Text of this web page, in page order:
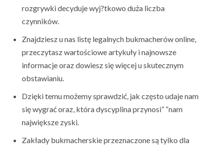
rozgrywki decyduje wyj?tkowo duża liczba
czynników.
Znajdziesz u nas listę legalnych bukmacherów online,
przeczytasz wartościowe artykuły i najnowsze
informacje oraz dowiesz się więcej u skutecznym
obstawianiu.
Dzięki temu możemy sprawdzić, jak często udaje nam
się wygrać oraz, która dyscyplina przynosi” “nam
największe zyski.
Zakłady bukmacherskie przeznaczone są tylko dla